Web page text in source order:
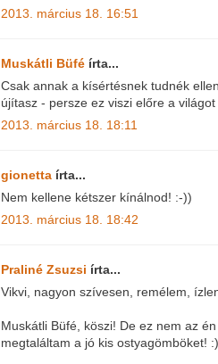
2013. március 18. 16:51
Muskátli Büfé írta...
Csak annak a kísértésnek tudnék
újítasz - persze ez viszi előre a
2013. március 18. 18:11
gionetta írta...
Nem kellene kétszer kínálnod! :-))
2013. március 18. 18:42
Praliné Zsuzsi írta...
Vikvi, nagyon szívesen, remélem,
Muskátli Büfé, köszi! De ez nem az
megtaláltam a jó kis ostyagömböket! :)